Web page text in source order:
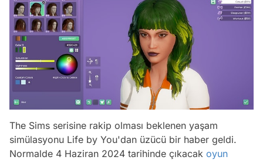
The Sims serisine rakip olması beklenen yaşam
simülasyonu Life by You'dan üzücü bir haber geldi.
Normalde 4 Haziran 2024 tarihinde çıkacak oyun